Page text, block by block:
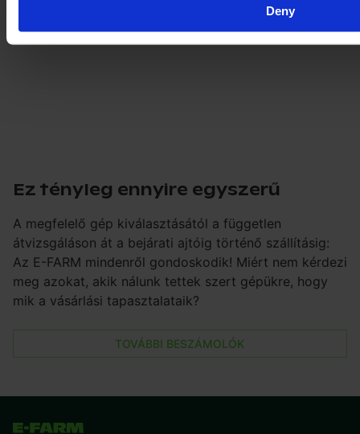
Deny
Ez tényleg ennyire egyszerű
A megfelelő gép kiválasztásától a független
átvizsgáláson át a bejárati ajtóig történő szállításig:
Az E-FARM mindenről gondoskodik! Miért nem kérdezi
meg azokat, akik nálunk tettek szert gépükre, hogy
mik a vásárlási tapasztalataik?
TOVÁBBI BESZÁMOLÓK